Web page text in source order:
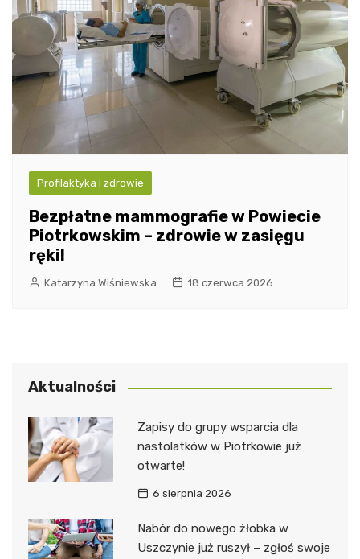
Profilaktyka i zdrowie
Bezpłatne mammografie w Powiecie
Piotrkowskim – zdrowie w zasięgu
ręki!
Katarzyna Wiśniewska 18 czerwca 2026
Aktualności
Zapisy do grupy wsparcia dla
nastolatków w Piotrkowie już
otwarte!
6 sierpnia 2026
Nabór do nowego żłobka w
Uszczynie już ruszył – zgłoś swoje